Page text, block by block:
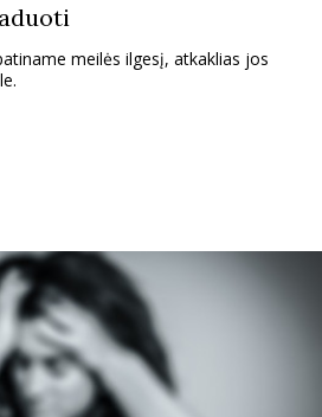
meilės ilgesį, atkaklias jos